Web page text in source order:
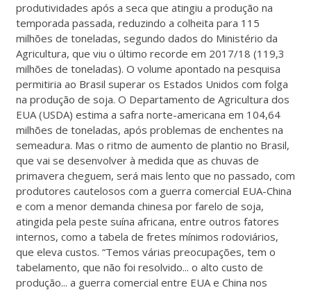
produtividades após a seca que atingiu a produção na
temporada passada, reduzindo a colheita para 115
milhões de toneladas, segundo dados do Ministério da
Agricultura, que viu o último recorde em 2017/18 (119,3
milhões de toneladas). O volume apontado na pesquisa
permitiria ao Brasil superar os Estados Unidos com folga
na produção de soja. O Departamento de Agricultura dos
EUA (USDA) estima a safra norte-americana em 104,64
milhões de toneladas, após problemas de enchentes na
semeadura. Mas o ritmo de aumento de plantio no Brasil,
que vai se desenvolver à medida que as chuvas de
primavera cheguem, será mais lento que no passado, com
produtores cautelosos com a guerra comercial EUA-China
e com a menor demanda chinesa por farelo de soja,
atingida pela peste suína africana, entre outros fatores
internos, como a tabela de fretes mínimos rodoviários,
que eleva custos. “Temos várias preocupações, tem o
tabelamento, que não foi resolvido... o alto custo de
produção... a guerra comercial entre EUA e China nos